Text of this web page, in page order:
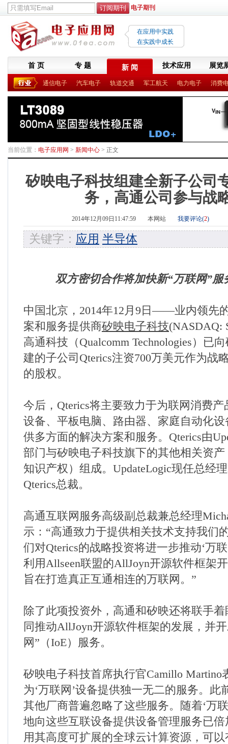
电子期刊
在应用中实践
在实践中成长
首 页 专 题 新 闻 技术应用 展览
通信电子 汽车电子 轨道交通 军工航天 电力电子 消费
当前位置： 电子应用网 > 新闻中心 > 正文
矽映电子科技组建全新子公司
务，高通公司参与战
2014年12月09日11:47:59 本网站 我要评论(2)
关键字： 应用 半导体
双方密切合作将加快新“万联网”服
中国北京， 2014年12 月 9 日——业内领先
案和服务提供商矽映电子科技(NASDAQ:
高通科技（Qualcomm Technologies）已
建的子公司 Qterics注资700万美元作为战
的股权。
今后， Qterics将主要致力于为联网消费
设备、平板电脑、路由器、家庭自动化
供多方面的解决方案和服务。 Qterics由
部门与矽映电子科技旗下的其他相关资
知识产权）组成。 UpdateLogic现任总经理
Qterics总裁。
高通互联网服务高级副总裁兼总经理
示：“高通致力于提供相关技术支持我们
们对Qterics的战略投资将进一步推动‘万
利用Allseen联盟的AllJoyn开源软件框架
旨在打造真正互通相连的万联网。”
除了此项投资外，高通和矽映还将联手
同推动AllJoyn开源软件框架的发展，并
网”（IoE）服务。
矽映电子科技首席执行官Camillo Martino
为‘万联网’设备提供独一无二的服务。此
其他厂商普遍忽略了这些服务。随着‘万
地向这些互联设备提供设备管理服务已倍
用其高度可扩展的全球云计算资源，可